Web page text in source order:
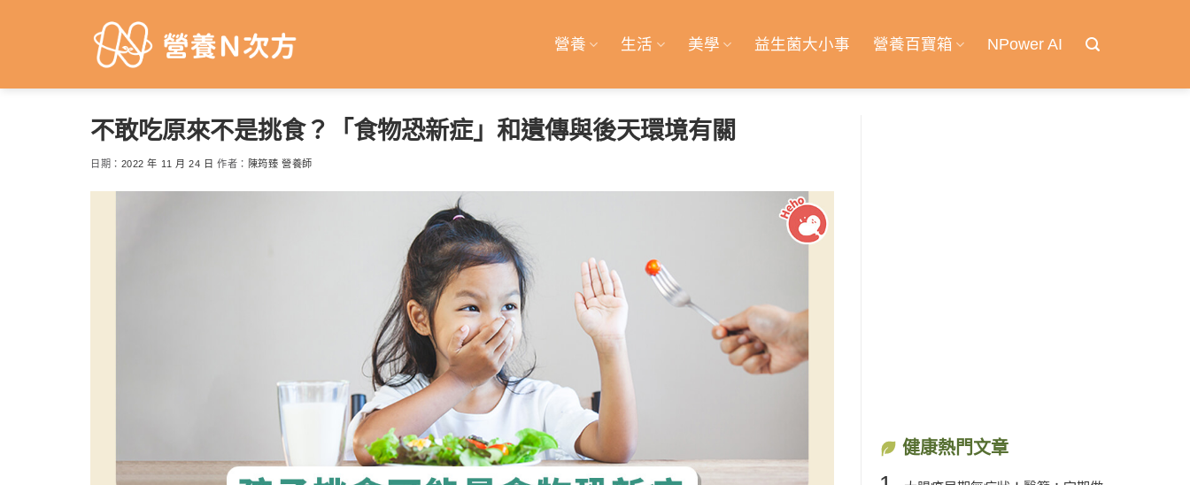
營養 生活 美學 益生菌大小事 營養百寶箱 NPower AI
不敢吃原來不是挑食？「食物恐新症」和遺傳與後天環境有關
日期： 2022 年 11 月 24 日 作者： 陳筠臻 營養師
健康熱門文章